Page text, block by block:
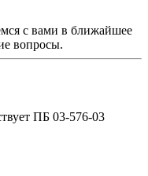
с вами в ближайшее
вопросы.
ПБ 03-576-03